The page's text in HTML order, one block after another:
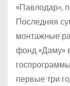
«Павлодар»,
Последняя
монтажные
фонд «Даму»
первые три